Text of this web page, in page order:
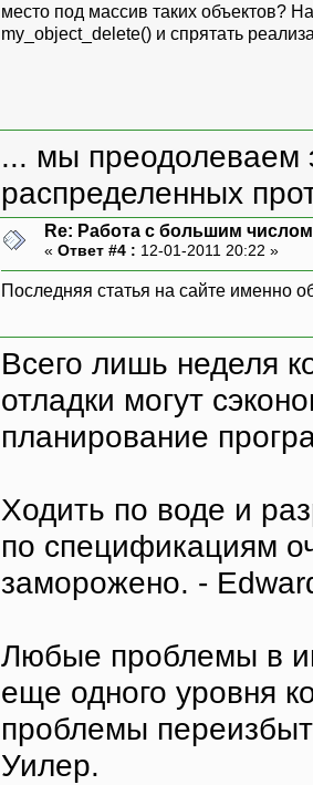
место под массив таких объектов?
my_object_delete() и спрятать
... мы преодолеваем
распределенных
Re: Работа с большим
« Ответ #4 : 12-01-2011 20:22 »
Последняя статья на сайте именно
Всего лишь неделя
отладки могут
планирование
Ходить по воде и
по спецификациям
заморожено. -
Любые проблемы в
еще одного уровня
проблемы
Уилер.